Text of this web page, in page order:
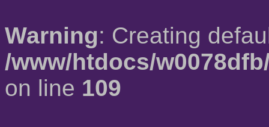
Warning: Creating
/www/htdocs/
on line 109